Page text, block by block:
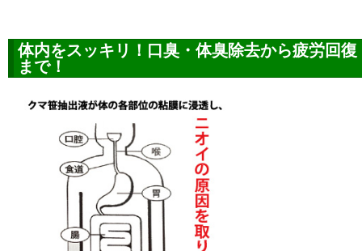
体内をスッキリ！口臭・体臭除去から疲労回復
まで！